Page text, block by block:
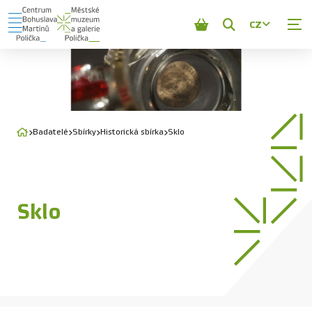
Zobrazit
vyhledávání
CZ
Badatelé Sbírky Historická sbírka Sklo
Sklo